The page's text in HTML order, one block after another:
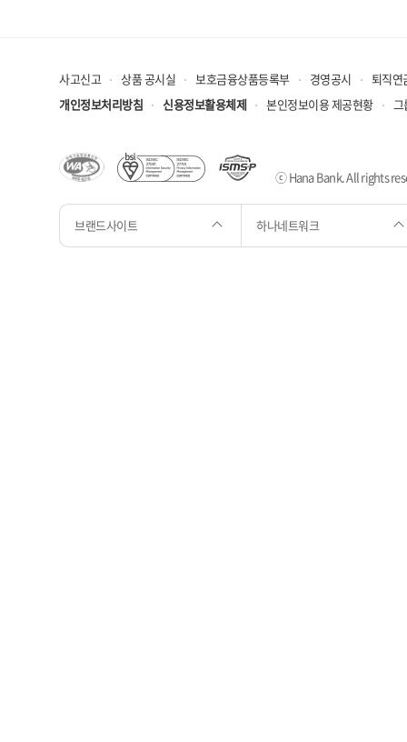
사고신고 상품 공시실 보호금융상품등록부 경영공시
퇴직연
개인정보처리방침
신용정보활용체제 본인정보이용 제공현황 그
ⓒ Hana Bank. All rights
브랜드사이트 하나네트워크